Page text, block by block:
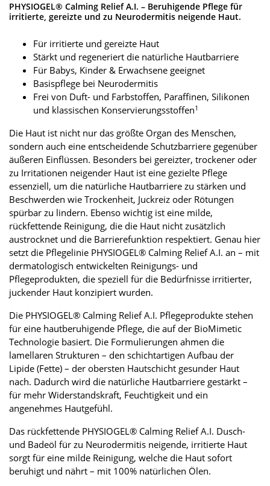
PHYSIOGEL® Calming Relief A.I. – Beruhigende Pflege für
irritierte, gereizte und zu Neurodermitis neigende Haut.
Für irritierte und gereizte Haut
Stärkt und regeneriert die natürliche Hautbarriere
Für Babys, Kinder & Erwachsene geeignet
Basispflege bei Neurodermitis
Frei von Duft- und Farbstoffen, Paraffinen, Silikonen
und klassischen Konservierungsstoffen1
Die Haut ist nicht nur das größte Organ des Menschen,
sondern auch eine entscheidende Schutzbarriere gegenüber
äußeren Einflüssen. Besonders bei gereizter, trockener oder
zu Irritationen neigender Haut ist eine gezielte Pflege
essenziell, um die natürliche Hautbarriere zu stärken und
Beschwerden wie Trockenheit, Juckreiz oder Rötungen
spürbar zu lindern. Ebenso wichtig ist eine milde,
rückfettende Reinigung, die die Haut nicht zusätzlich
austrocknet und die Barrierefunktion respektiert. Genau hier
setzt die Pflegelinie PHYSIOGEL® Calming Relief A.I. an – mit
dermatologisch entwickelten Reinigungs- und
Pflegeprodukten, die speziell für die Bedürfnisse irritierter,
juckender Haut konzipiert wurden.
Die PHYSIOGEL® Calming Relief A.I. Pflegeprodukte stehen
für eine hautberuhigende Pflege, die auf der BioMimetic
Technologie basiert. Die Formulierungen ahmen die
lamellaren Strukturen – den schichtartigen Aufbau der
Lipide (Fette) – der obersten Hautschicht gesunder Haut
nach. Dadurch wird die natürliche Hautbarriere gestärkt –
für mehr Widerstandskraft, Feuchtigkeit und ein
angenehmes Hautgefühl.
Das rückfettende PHYSIOGEL® Calming Relief A.I. Dusch-
und Badeöl für zu Neurodermitis neigende, irritierte Haut
sorgt für eine milde Reinigung, welche die Haut sofort
beruhigt und nährt – mit 100% natürlichen Ölen.